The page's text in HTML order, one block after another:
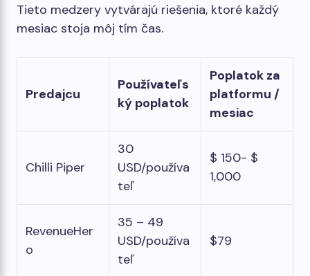
Tieto medzery vytvárajú riešenia, ktoré každý
mesiac stoja môj tím čas.
Predajcu
Používateľs
ký poplatok
Poplatok za
platformu /
mesiac
Chilli Piper
30
USD/používa
teľ
$ 150- $
1,000
RevenueHer
o
35 – 49
USD/používa
teľ
$79